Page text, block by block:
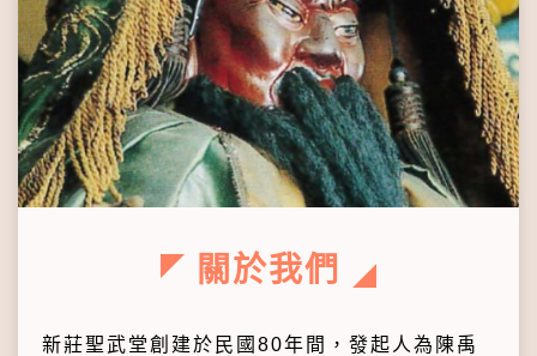
關於我們
新莊聖武堂創建於民國80年間，發起人為陳禹